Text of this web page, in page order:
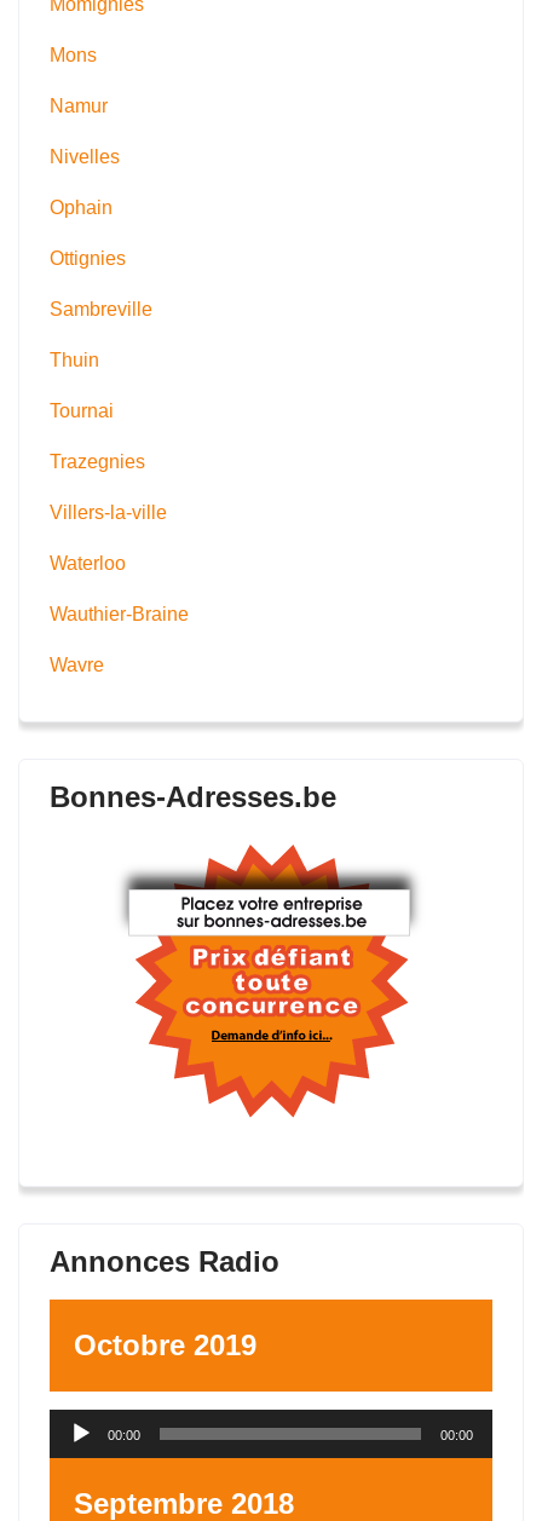
Mons
Namur
Nivelles
Ophain
Ottignies
Sambreville
Thuin
Tournai
Trazegnies
Villers-la-ville
Waterloo
Wauthier-Braine
Wavre
Bonnes-Adresses.be
Annonces Radio
Octobre 2019
Lecteur
00:00 00:00
Septembre 2018